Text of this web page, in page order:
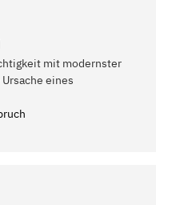
mit modernster
eines